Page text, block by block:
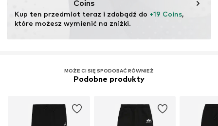
ekosystemów poprzez rolnictwo ekologiczne poprzez
rezygnację z modyfikacji genetycznych oraz ograniczenie
zużycia wody i nawozów chemicznych.
Coins
Kup ten przedmiot teraz i zdobądź do +19 Coins,
które możesz wymienić na zniżki.
MOŻE CI SIĘ SPODOBAĆ RÓWNIEŻ
Podobne produkty